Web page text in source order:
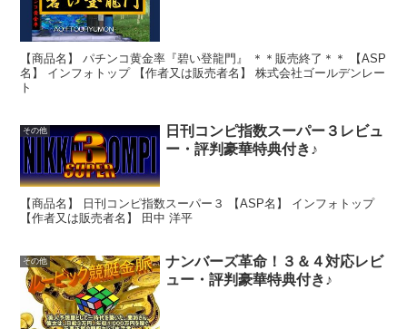
【商品名】 パチンコ黄金率『碧い登龍門』 ＊＊販売終了＊＊ 【ASP
名】 インフォトップ 【作者又は販売者名】 株式会社ゴールデンレー
ト
その他
日刊コンピ指数スーパー３レビュ
ー・評判豪華特典付き♪
【商品名】 日刊コンピ指数スーパー３ 【ASP名】 インフォトップ
【作者又は販売者名】 田中 洋平
その他
ナンバーズ革命！３＆４対応レビ
ュー・評判豪華特典付き♪